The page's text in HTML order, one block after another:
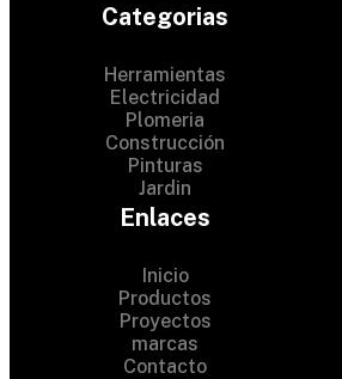
Categorias
Herramientas
Electricidad
Plomeria
Construcción
Pinturas
Jardin
Enlaces
Inicio
Productos
Proyectos
marcas
Contacto